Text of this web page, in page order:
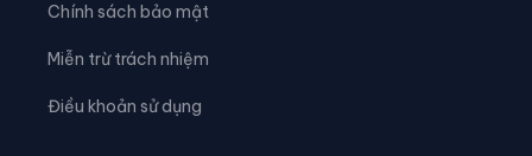
Chính sách bảo mật
Miễn trừ trách nhiệm
Điều khoản sử dụng